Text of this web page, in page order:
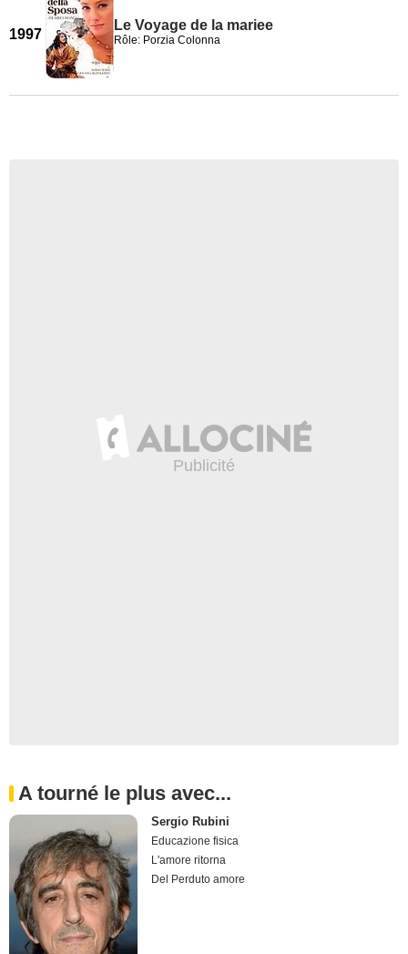
1997
Le Voyage de la mariee
Rôle: Porzia Colonna
A tourné le plus avec...
Sergio Rubini
Educazione fisica
L'amore ritorna
Del Perduto amore